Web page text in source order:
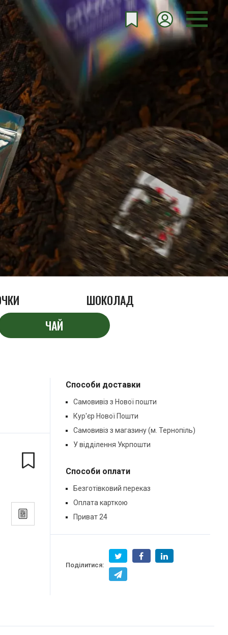
ШОКОЛАД
ЧАЙ
Способи доставки
Самовивіз з Нової пошти
Кур'єр Нової Пошти
Самовивіз з магазину (м. Тернопіль)
У відділення Укрпошти
Способи оплати
Безготівковий переказ
Оплата карткою
Приват 24
Поділитися: